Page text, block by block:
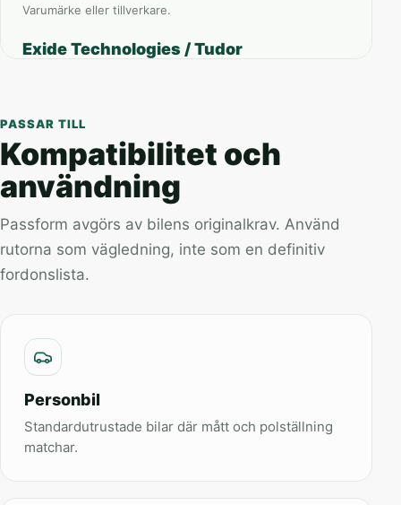
Varumärke eller tillverkare.
Exide Technologies / Tudor
PASSAR TILL
Kompatibilitet och
användning
Passform avgörs av bilens originalkrav. Använd
rutorna som vägledning, inte som en definitiv
fordonslista.
Personbil
Standardutrustade bilar där mått och polställning
matchar.